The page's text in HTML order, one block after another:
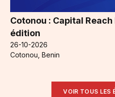
Cotonou : Capital
édition
26-10-2026
Cotonou, Benin
VOIR TOUS LES